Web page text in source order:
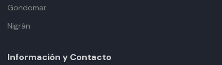
Gondomar
Nigrán
Información y Contacto